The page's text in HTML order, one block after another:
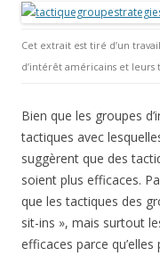
Cet extrait est tiré d’un
d’intérêt américains et leurs
Bien que les groupes
tactiques avec
suggèrent que des
soient plus efficaces.
que les tactiques des
sit-ins », mais surtout
efficaces parce